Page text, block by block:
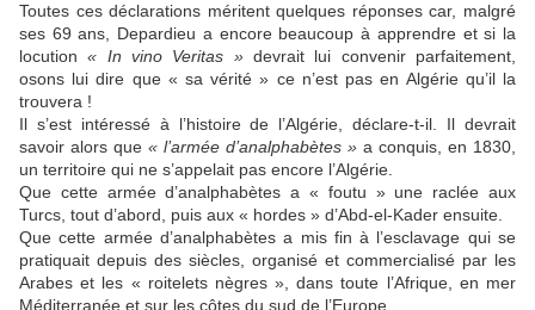
Toutes ces déclarations méritent quelques réponses car, malgré
ses 69 ans, Depardieu a encore beaucoup à apprendre et si la
locution« In vino Veritas »devrait lui convenir parfaitement,
osons lui dire que « sa vérité » ce n’est pas en Algérie qu’il la
trouvera !
Il s’est intéressé à l’histoire de l’Algérie, déclare-t-il. Il devrait
savoir alors que « l’armée d’analphabètes » a conquis, en 1830,
un territoire qui ne s’appelait pas encore l’Algérie.
Que cette armée d’analphabètes a « foutu » une raclée aux
Turcs, tout d’abord, puis aux « hordes » d’Abd-el-Kader ensuite.
Que cette armée d’analphabètes a mis fin à l’esclavage qui se
pratiquait depuis des siècles, organisé et commercialisé par les
Arabes et les « roitelets nègres », dans toute l’Afrique, en mer
Méditerranée et sur les côtes du sud de l’Europe.